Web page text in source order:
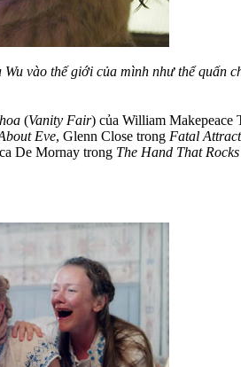
vào thế giới của mình như thể quấn
(Vanity Fair) của William Makepeace
Eve, Glenn Close trong Fatal
De Mornay trong The Hand That